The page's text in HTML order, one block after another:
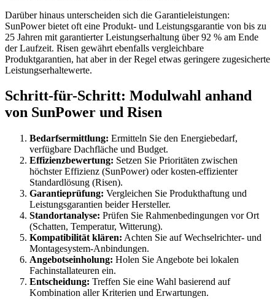
Darüber hinaus unterscheiden sich die Garantieleistungen:
SunPower bietet oft eine Produkt- und Leistungsgarantie von bis zu
25 Jahren mit garantierter Leistungserhaltung über 92 % am Ende
der Laufzeit. Risen gewährt ebenfalls vergleichbare
Produktgarantien, hat aber in der Regel etwas geringere zugesicherte
Leistungserhaltewerte.
Schritt-für-Schritt: Modulwahl anhand
von SunPower und Risen
Bedarfsermittlung: Ermitteln Sie den Energiebedarf,
verfügbare Dachfläche und Budget.
Effizienzbewertung: Setzen Sie Prioritäten zwischen
höchster Effizienz (SunPower) oder kosten-effizienter
Standardlösung (Risen).
Garantieprüfung: Vergleichen Sie Produkthaftung und
Leistungsgarantien beider Hersteller.
Standortanalyse: Prüfen Sie Rahmenbedingungen vor Ort
(Schatten, Temperatur, Witterung).
Kompatibilität klären: Achten Sie auf Wechselrichter- und
Montagesystem-Anbindungen.
Angebotseinholung: Holen Sie Angebote bei lokalen
Fachinstallateuren ein.
Entscheidung: Treffen Sie eine Wahl basierend auf
Kombination aller Kriterien und Erwartungen.